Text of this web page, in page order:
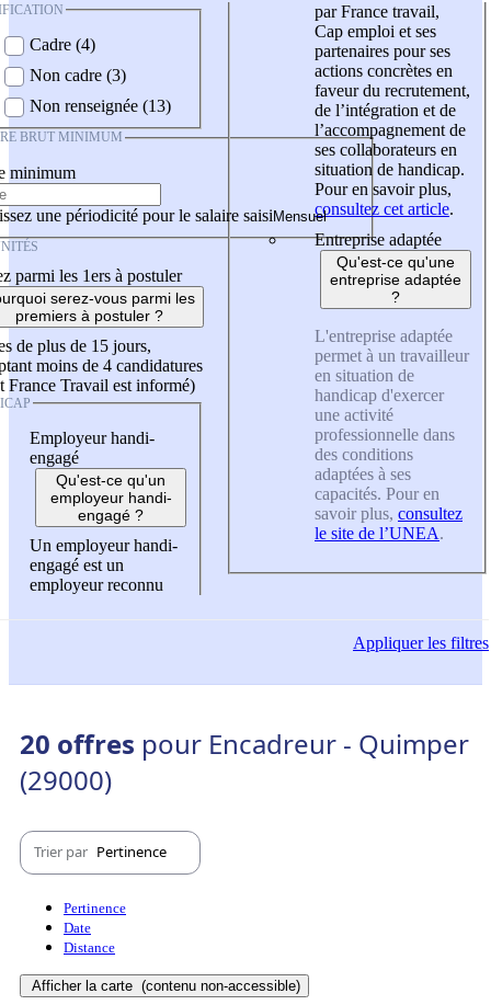
Cadre (4)
Non cadre (3)
Non renseignée (13)
BRUT MINIMUM
minimum
une périodicité pour le salaire saisi
parmi les 1ers à postuler
serez-vous parmi les
premiers à postuler ?
de plus de 15 jours,
moins de 4 candidatures
France Travail est informé)
Employeur handi-
engagé
Qu'est-ce qu'un
employeur handi-
engagé ?
Un employeur handi-
engagé est un
employeur reconnu
par France travail,
Cap emploi et ses
partenaires pour ses
actions concrètes en
faveur du recrutement,
de l’intégration et de
l’accompagnement de
ses collaborateurs en
situation de handicap.
Pour en savoir plus,
consultez cet article.
Entreprise adaptée
Qu'est-ce qu'une
entreprise adaptée
?
L'entreprise adaptée
permet à un travailleur
en situation de
handicap d'exercer
une activité
professionnelle dans
des conditions
adaptées à ses
capacités. Pour en
savoir plus, consultez
le site de l’UNEA.
Appliquerles filtres
20 offres pour Encadreur - Quimper
(29000)
Trier par Pertinence
Pertinence
Date
Distance
Afficher la carte (contenu non-accessible)